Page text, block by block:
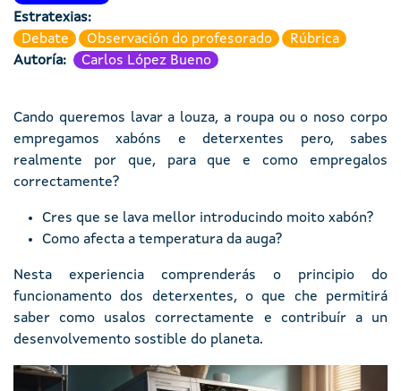
Estratexias
Debate
Observación do profesorado
Rúbrica
Autoría
Carlos López Bueno
Cando queremos lavar a louza, a roupa ou o noso corpo
empregamos xabóns e deterxentes pero, sabes
realmente por que, para que e como empregalos
correctamente?
Cres que se lava mellor introducindo moito xabón?
Como afecta a temperatura da auga?
Nesta experiencia comprenderás o principio do
funcionamento dos deterxentes, o que che permitirá
saber como usalos correctamente e contribuír a un
desenvolvemento sostible do planeta.
Imaxe